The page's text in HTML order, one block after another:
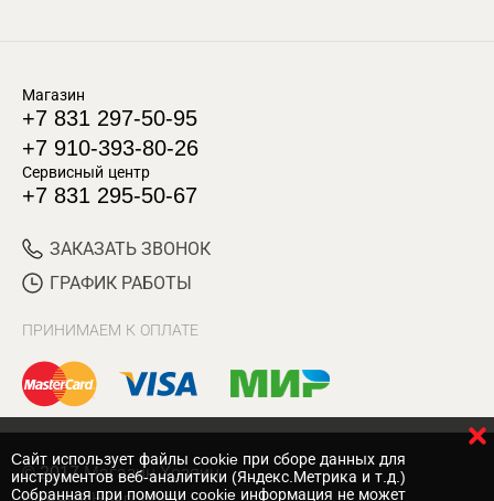
Магазин
+7 831 297-50-95
+7 910-393-80-26
Сервисный центр
+7 831 295-50-67
ЗАКАЗАТЬ ЗВОНОК
ГРАФИК РАБОТЫ
ПРИНИМАЕМ К ОПЛАТЕ
© 2017 Магазин Хозяин
Cайт использует файлы cookie при сборе данных для
инструментов веб-аналитики (Яндекс.Метрика и т.д.)
Собранная при помощи cookie информация не может